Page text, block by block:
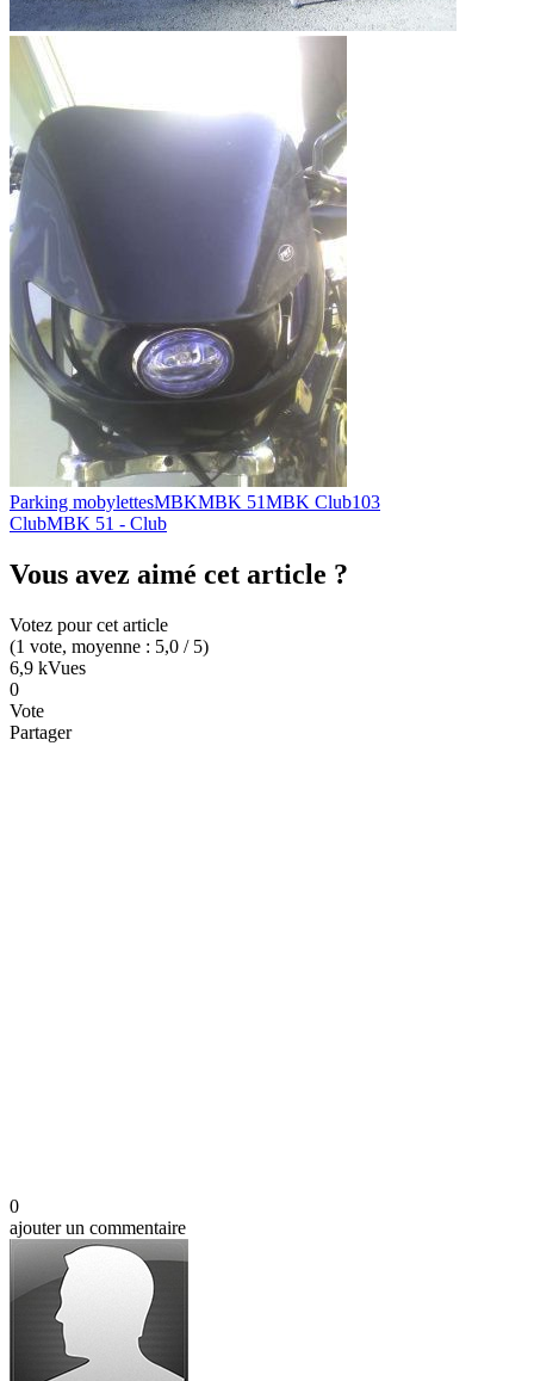
Parking mobylettesMBKMBK 51MBK Club103
ClubMBK 51 - Club
Vous avez aimé cet article ?
Votez pour cet article
(1 vote, moyenne : 5,0 / 5)
6,9 kVues
0
Vote
Partager
0
ajouter un commentaire